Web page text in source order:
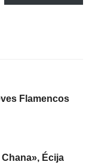
Flamencos
Écija